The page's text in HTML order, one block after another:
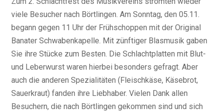
viele Besucher nach Börtlingen. Am Sonntag, den 05.11.
begann gegen 11 Uhr der Frühschoppen mit der Original
Banater Schwabenkapelle. Mit zünftiger Blasmusik gaben
Sie ihre Stücke zum Besten. Die Schlachtplatten mit Blut-
und Leberwurst waren hierbei besonders gefragt. Aber
auch die anderen Spezialitäten (Fleischkäse, Käsebrot,
Sauerkraut) fanden ihre Liebhaber. Vielen Dank allen
Besuchern, die nach Börtlingen gekommen sind und sich